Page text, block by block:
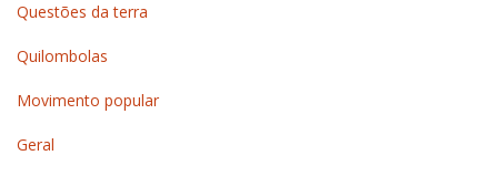
Questões da terra
Quilombolas
Movimento popular
Geral